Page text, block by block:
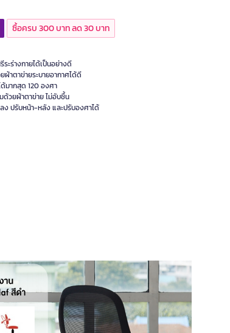
ซื้อครบ 300 บาท ลด 30 บาท
ระร่างกายได้เป็นอย่างดี
าตาข่ายระบายอากาศได้ดี
ด้มากสุด 120 องศา
ด้วยผ้าตาข่าย ไม่อับชื้น
ง ปรับหน้า-หลัง และปรับองศาได้